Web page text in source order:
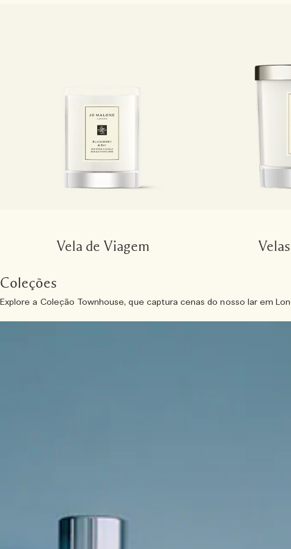
Vela de Viagem
Coleções
Explore a Coleção Townhouse, que captura cenas do nosso lar em